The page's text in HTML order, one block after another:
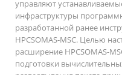
управляют
инфраструктуры
разработанной ранее
HPCSOMAS-MSC. Целью
расширение HPCSOMAS-
подготовки